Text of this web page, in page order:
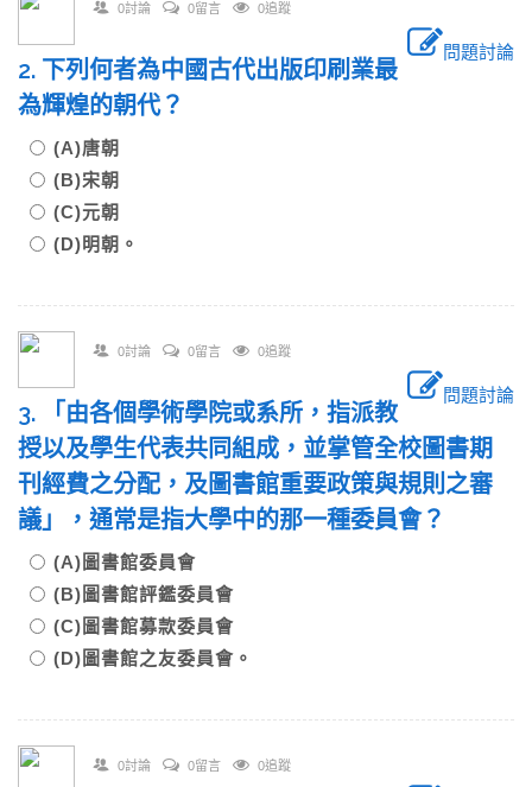
0討論 0留言 0追蹤
問題討論
2. 下列何者為中國古代出版印刷業最
為輝煌的朝代？
(A)唐朝
(B)宋朝
(C)元朝
(D)明朝。
0討論 0留言 0追蹤
問題討論
3. 「由各個學術學院或系所，指派教
授以及學生代表共同組成，並掌管全校圖書期
刊經費之分配，及圖書館重要政策與規則之審
議」，通常是指大學中的那一種委員會？
(A)圖書館委員會
(B)圖書館評鑑委員會
(C)圖書館募款委員會
(D)圖書館之友委員會。
0討論 0留言 0追蹤